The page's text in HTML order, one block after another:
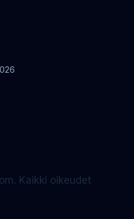
Kaikki oikeudet